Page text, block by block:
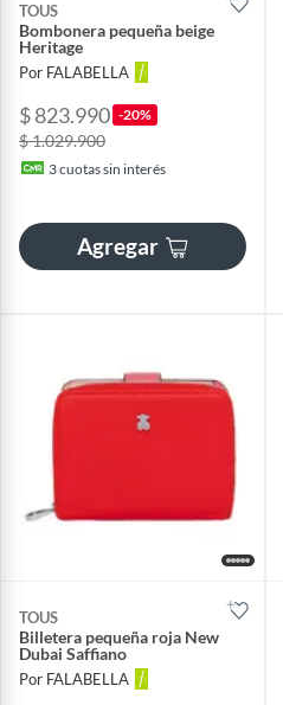
TOUS
Bombonera pequeña beige
Heritage
Por FALABELLA
$ 823.990 -20%
$ 1.029.900
3cuotas sin interés
Agregar
TOUS
Billetera pequeña roja New
Dubai Saffiano
Por FALABELLA